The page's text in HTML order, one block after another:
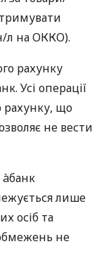
л на ОККО).
рахунку
Усі операції
рахунку, що
не вести
àбанк
лише
осіб та
не